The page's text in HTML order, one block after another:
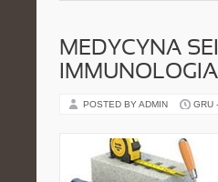
MEDYCYNA
IMMUNOLOGIA
POSTED BY ADMIN GRU